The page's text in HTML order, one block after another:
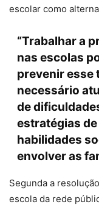
escolar como
“Trabalhar a
nas escolas
prevenir esse
necessário
de
estratégias
habilidades
envolver as
Segunda a
escola da rede